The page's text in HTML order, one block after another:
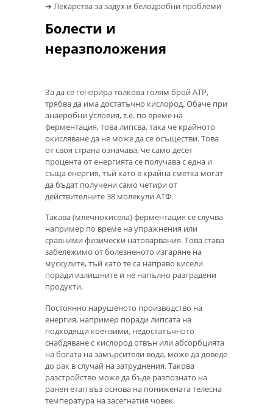
➔ Лекарства за задух и белодробни проблеми
Болести и
неразположения
За да се генерира толкова голям брой ATP,
трябва да има достатъчно кислород. Обаче при
анаеробни условия, т.е. по време на
ферментация, това липсва, така че крайното
окисляване да не може да се осъществи. Това
от своя страна означава, че само десет
процента от енергията се получава с една и
съща енергия, тъй като в крайна сметка могат
да бъдат получени само четири от
действителните 38 молекули АТФ.
Такава (млечнокисела) ферментация се случва
например по време на упражнения или
сравними физически натоварвания. Това става
забележимо от болезненото изгаряне на
мускулите, тъй като те са направо кисели
поради излишните и не напълно разградени
продукти.
Постоянно нарушеното производство на
енергия, например поради липсата на
подходящи коензими, недостатъчното
снабдяване с кислород отвън или абсорбцията
на богата на замърсители вода, може да доведе
до рак в случай на затруднения. Такова
разстройство може да бъде разпознато на
ранен етап въз основа на понижената телесна
температура на засегнатия човек.